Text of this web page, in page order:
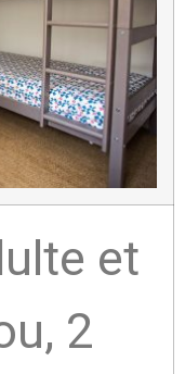
et
2